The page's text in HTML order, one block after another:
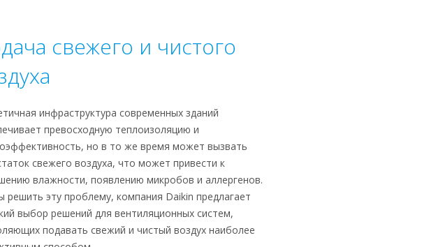
свежего и чистого
инфраструктура современных зданий
превосходную теплоизоляцию и
но в то же время может вызвать
свежего воздуха, что может привести к
влажности, появлению микробов и аллергенов.
решить эту проблему, компания Daikin предлагает
выбор решений для вентиляционных систем,
подавать свежий и чистый воздух наиболее